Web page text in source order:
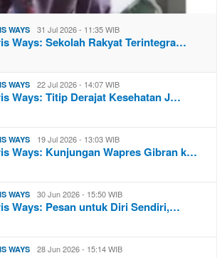
WAYS 31 Jul 2026 - 11:35 WIB
Ways: Sekolah Rakyat Terintegra…
WAYS 22 Jul 2026 - 14:07 WIB
Ways: Titip Derajat Kesehatan J…
WAYS 19 Jul 2026 - 13:03 WIB
Ways: Kunjungan Wapres Gibran k…
WAYS 30 Jun 2026 - 15:50 WIB
Ways: Pesan untuk Diri Sendiri,…
WAYS 28 Jun 2026 - 15:14 WIB